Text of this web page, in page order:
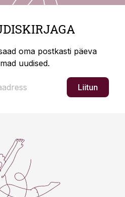
oma postkasti päeva
uudised.
Liitun